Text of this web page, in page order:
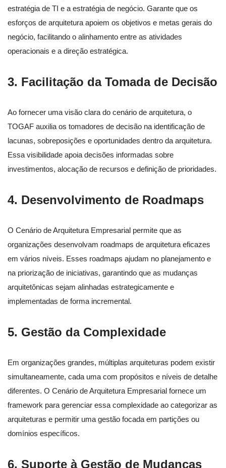
estratégia de TI e a estratégia de negócio. Garante que os
esforços de arquitetura apoiem os objetivos e metas gerais do
negócio, facilitando o alinhamento entre as atividades
operacionais e a direção estratégica.
3. Facilitação da Tomada de Decisão
Ao fornecer uma visão clara do cenário de arquitetura, o
TOGAF auxilia os tomadores de decisão na identificação de
lacunas, sobreposições e oportunidades dentro da arquitetura.
Essa visibilidade apoia decisões informadas sobre
investimentos, alocação de recursos e definição de prioridades.
4. Desenvolvimento de Roadmaps
O Cenário de Arquitetura Empresarial permite que as
organizações desenvolvam roadmaps de arquitetura eficazes
em vários níveis. Esses roadmaps ajudam no planejamento e
na priorização de iniciativas, garantindo que as mudanças
arquitetônicas sejam alinhadas estrategicamente e
implementadas de forma incremental.
5. Gestão da Complexidade
Em organizações grandes, múltiplas arquiteturas podem existir
simultaneamente, cada uma com propósitos e níveis de detalhe
diferentes. O Cenário de Arquitetura Empresarial fornece um
framework para gerenciar essa complexidade ao categorizar as
arquiteturas e permitir uma gestão focada em partições ou
domínios específicos.
6. Suporte à Gestão de Mudanças